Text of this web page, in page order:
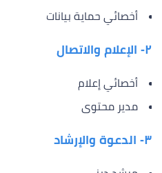
أخصائي حماية بيانات
٢- الإعلام والاتصال
أخصائي إعلام
مدير محتوى
٣- الدعوة والإرشاد